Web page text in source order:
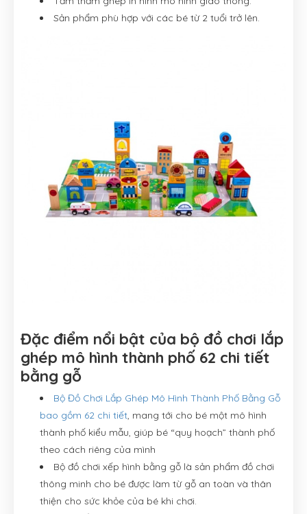
Sản phẩm phù hợp với các bé từ 2 tuổi trở lên.
Đặc điểm nổi bật của bộ đồ chơi lắp
ghép mô hình thành phố 62 chi tiết
bằng gỗ
Bộ Đồ Chơi Lắp Ghép Mô Hình Thành Phố Bằng Gỗ
bao gồm 62 chi tiết, mang tới cho bé một mô hình
thành phố kiểu mẫu, giúp bé “quy hoạch” thành phố
theo cách riêng của mình
Bộ đồ chơi xếp hình bằng gỗ là sản phẩm đồ chơi
thông minh cho bé được làm từ gỗ an toàn và thân
thiện cho sức khỏe của bé khi chơi.